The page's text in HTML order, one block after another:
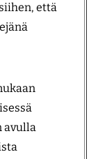
että
avulla